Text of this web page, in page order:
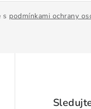
s podmínkami ochrany